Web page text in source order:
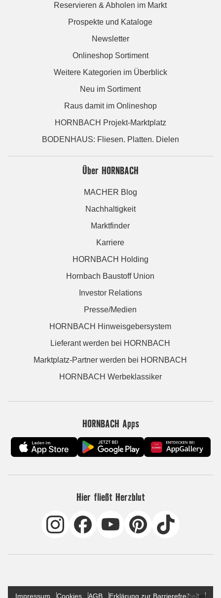
Reservieren & Abholen im Markt
Prospekte und Kataloge
Newsletter
Onlineshop Sortiment
Weitere Kategorien im Überblick
Neu im Sortiment
Raus damit im Onlineshop
HORNBACH Projekt-Marktplatz
BODENHAUS: Fliesen. Platten. Dielen
Über HORNBACH
MACHER Blog
Nachhaltigkeit
Marktfinder
Karriere
HORNBACH Holding
Hornbach Baustoff Union
Investor Relations
Presse/Medien
HORNBACH Hinweisgebersystem
Lieferant werden bei HORNBACH
Marktplatz-Partner werden bei HORNBACH
HORNBACH Werbeklassiker
HORNBACH Apps
Hier fließt Herzblut
Impressum Cookies AGB Erklärung zur Barrierefreiheit